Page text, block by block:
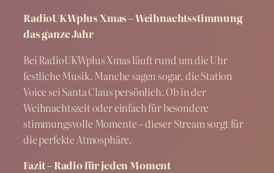
RadioUKWplus Xmas – Weihnachtsstimmung
das ganze Jahr
Bei RadioUKWplus Xmas läuft rund um die Uhr
festliche Musik. Manche sagen sogar, die Station
Voice sei Santa Claus persönlich. Ob in der
Weihnachtszeit oder einfach für besondere
stimmungsvolle Momente – dieser Stream sorgt für
die perfekte Atmosphäre.
Fazit – Radio für jeden Moment